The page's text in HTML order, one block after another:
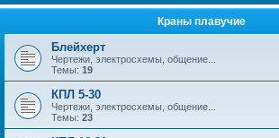
Краны плавучие
Блейхерт
Чертежи, электросхемы, общение...
Темы: 19
КПЛ 5-30
Чертежи, электросхемы, общение...
Темы: 23